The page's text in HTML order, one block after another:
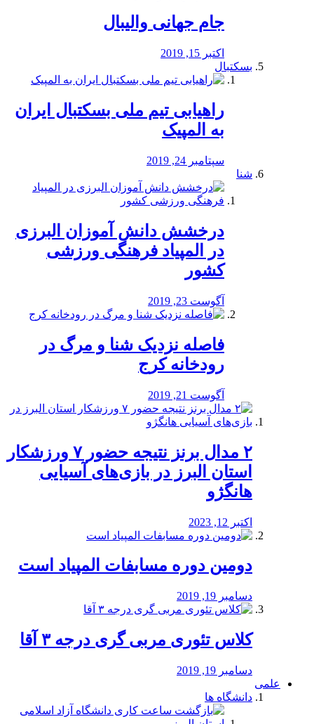
جام جهانی والیبال
اکتبر 15, 2019
بسکتبال
راهیابی تیم ملی بسکتبال ایران
به المپیک
سپتامبر 24, 2019
شنا
درخشش دانش آموزان البرزی
در المپیاد فرهنگی ورزشی
کشور
آگوست 23, 2019
️فاصله نزدیک شنا و مرگ در
رودخانه کرج
آگوست 21, 2019
۲ مدال برنز نتیجه حضور ۷ ورزشکار
استان البرز در بازی‌های آسیایی
هانگژو
اکتبر 12, 2023
دومین دوره مسابفات المپیاد است
دسامبر 19, 2019
کلاس تئوری مربی گری درجه ۳ آقا
دسامبر 19, 2019
علمی
دانشگاه ها